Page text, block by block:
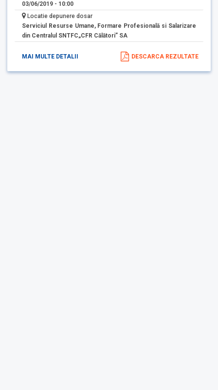
03/06/2019 - 10:00
Locatie depunere dosar
Serviciul Resurse Umane, Formare Profesională si Salarizare
din Centralul SNTFC„CFR Călători” SA
MAI MULTE DETALII DESCARCA REZULTATE